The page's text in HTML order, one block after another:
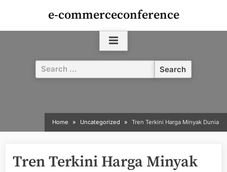
content
e-commerceconference
Search
for:
Home Uncategorized Tren Terkini Harga Minyak Dunia
Tren Terkini Harga Minyak